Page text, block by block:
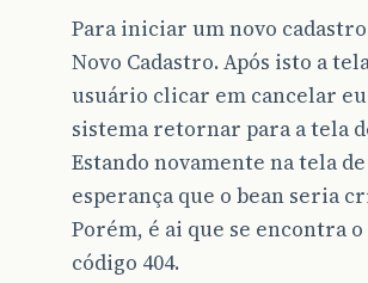
Para iniciar um novo
Novo Cadastro. Após isto a
usuário clicar em cancelar
sistema retornar para a tela
Estando novamente na tela
esperança que o bean seria
Porém, é ai que se encontra
código 404.